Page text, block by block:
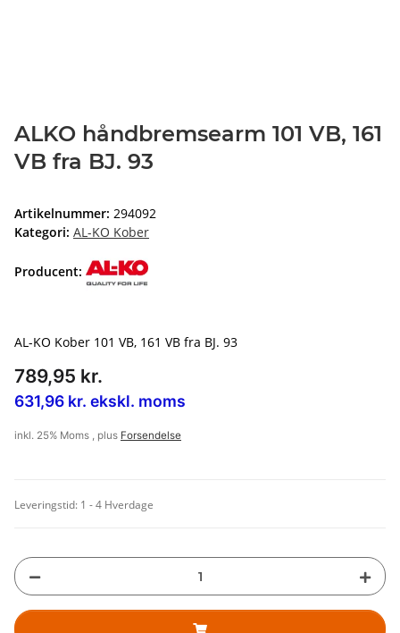
ALKO håndbremsearm 101 VB, 161
VB fra BJ. 93
Artikelnummer: 294092
Kategori: AL-KO Kober
Producent:
AL-KO Kober 101 VB, 161 VB fra BJ. 93
789,95 kr.
631,96 kr. ekskl. moms
inkl. 25% Moms , plus Forsendelse
Leveringstid: 1 - 4 Hverdage